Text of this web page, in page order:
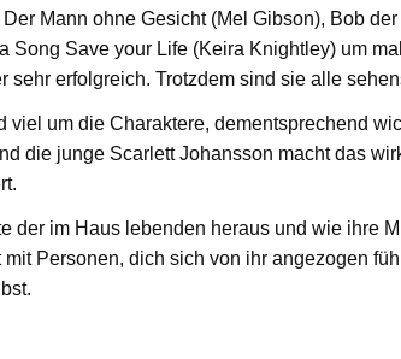
Mann ohne Gesicht (Mel Gibson), Bob der
Song Save your Life (Keira Knightley) um
erfolgreich. Trotzdem sind sie alle
um die Charaktere, dementsprechend
die junge Scarlett Johansson macht das
der im Haus lebenden heraus und wie ihre
Personen, dich sich von ihr angezogen